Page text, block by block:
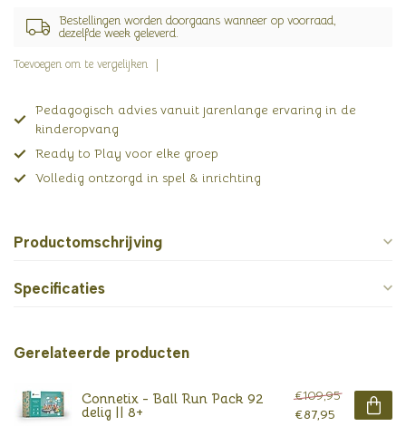
Bestellingen worden doorgaans wanneer op voorraad,
dezelfde week geleverd.
Toevoegen om te vergelijken
Pedagogisch advies vanuit jarenlange ervaring in de
kinderopvang
Ready to Play voor elke groep
Volledig ontzorgd in spel & inrichting
Productomschrijving
Specificaties
Gerelateerde producten
Connetix - Ball Run Pack 92
delig || 8+
€109,95
€87,95